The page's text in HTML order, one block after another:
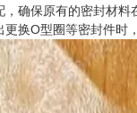
确保原有的密封材
换O型圈等密封件时